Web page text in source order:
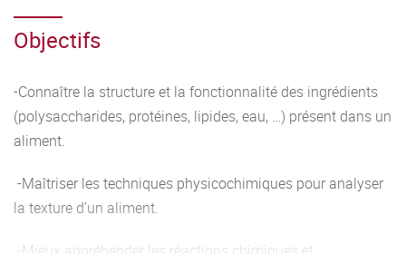
Procédés (10h CM et 6h TD) :
-Introduction aux procédés alimentaires, Opérations
-Lois de transferts (matière, chaleur) et réacteurs
et déshydratation)
Objectifs
-Connaître la structure et la fonctionnalité des ingrédients
(polysaccharides, protéines, lipides, eau, …) présent dans un
aliment.
-Maîtriser les techniques physicochimiques pour analyser
la texture d’un aliment.